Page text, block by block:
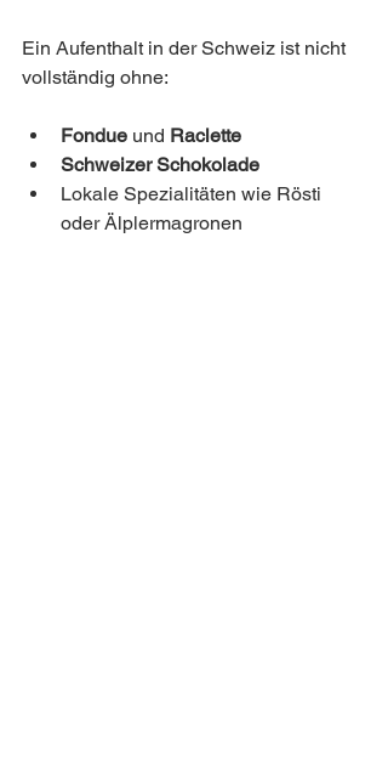
Ein Aufenthalt in der Schweiz ist nicht
vollständig ohne:
Fondue und Raclette
Schweizer Schokolade
Lokale Spezialitäten wie Rösti
oder Älplermagronen